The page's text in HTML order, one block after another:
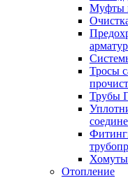
Муфты
Тросы
Трубы
Хомуты
Отопление